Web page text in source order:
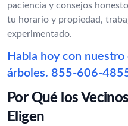
paciencia y consejos
tu horario y propiedad,
experimentado.
Habla hoy con
árboles. 855-606-
Por Qué los
Eligen